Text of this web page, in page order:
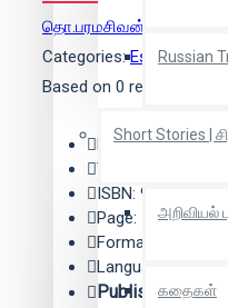
Russian
Short Stories |
அறிவியல்
கதைகள்
தொ.பரமசிவன்
Categories:Essay |
Based on 0 reviews.
Edition: 1
Year: 2022
ISBN:
Page: 120
Format: Paper
Language: Tamil
Publisher: